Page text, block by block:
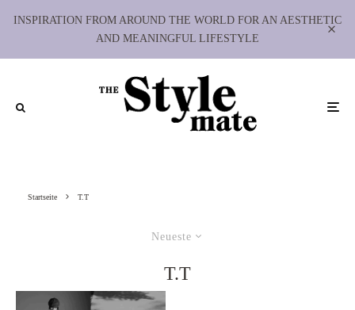
INSPIRATION FROM AROUND THE WORLD FOR AN AESTHETIC
AND MEANINGFUL LIFESTYLE
Startseite T.T
Neueste
T.T